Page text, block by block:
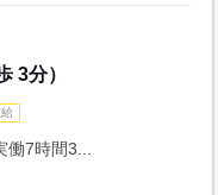
3分）
7時間3...